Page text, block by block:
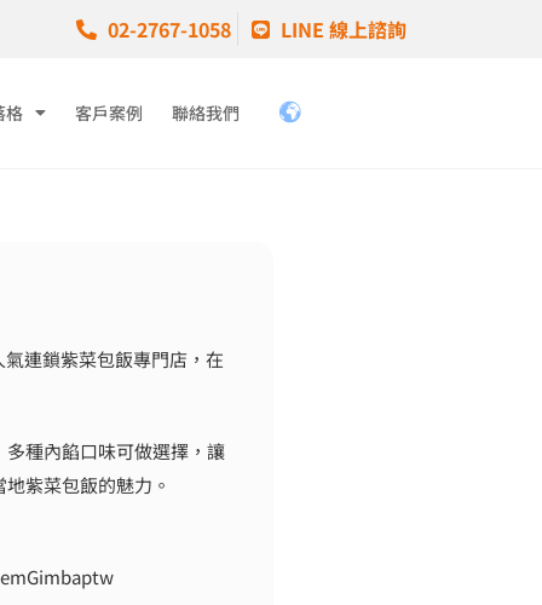
02-2767-1058 LINE 線上諮詢
格 客戶案例 聯絡我們
氣連鎖紫菜包飯專門店，在
種內餡口味可做選擇，讓
紫菜包飯的魅力。